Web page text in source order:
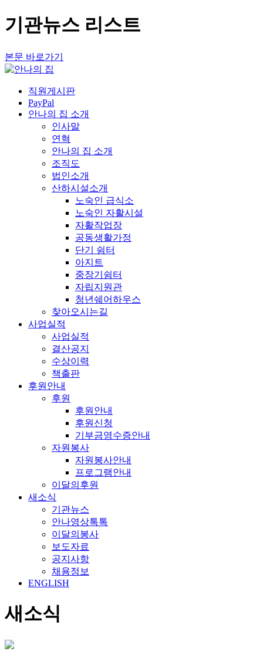
기관뉴스 리스트
본문 바로가기
직원게시판
PayPal
안나의 집 소개
인사말
연혁
안나의 집 소개
조직도
법인소개
산하시설소개
노숙인 급식소
노숙인 자활시설
자활작업장
공동생활가정
단기 쉼터
아지트
중장기쉼터
자립지원관
청년쉐어하우스
찾아오시는길
사업실적
사업실적
결산공지
수상이력
책출판
후원안내
후원
후원안내
후원신청
기부금영수증안내
자원봉사
자원봉사안내
프로그램안내
이달의후원
새소식
기관뉴스
안나영상톡톡
이달의봉사
보도자료
공지사항
채용정보
ENGLISH
새소식